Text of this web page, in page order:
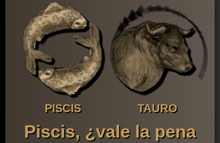
PISCIS TAURO
Piscis, ¿vale la pena